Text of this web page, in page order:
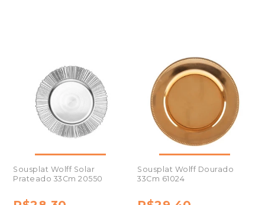
Sousplat Wolff Solar
Prateado 33Cm 20550
Sousplat Wolff Dourado
33Cm 61024